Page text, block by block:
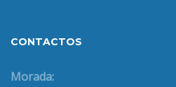
CONTACTOS
Morada: